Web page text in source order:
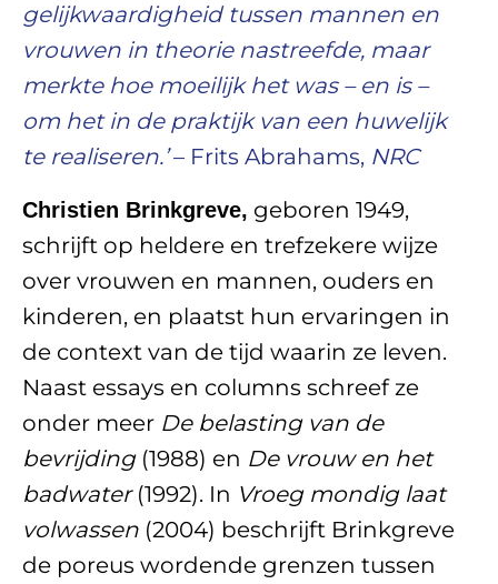
gelijkwaardigheid tussen mannen en
vrouwen in theorie nastreefde, maar
merkte hoe moeilijk het was – en is –
om het in de praktijk van een huwelijk
te realiseren.’– Frits Abrahams, NRC
Christien Brinkgreve, geboren 1949,
schrijft op heldere en trefzekere wijze
over vrouwen en mannen, ouders en
kinderen, en plaatst hun ervaringen in
de context van de tijd waarin ze leven.
Naast essays en columns schreef ze
onder meer De belasting van de
bevrijding(1988) en De vrouw en het
badwater(1992). In Vroeg mondig laat
volwassen (2004) beschrijft Brinkgreve
de poreus wordende grenzen tussen